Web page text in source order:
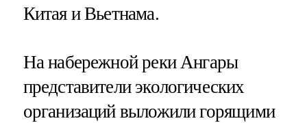
Китая и Вьетнама.
На набережной реки Ангары
представители экологических
организаций выложили горящими